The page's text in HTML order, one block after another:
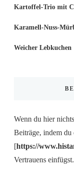
Kartoffel-Trio mit
Karamell-Nuss-
Weicher Lebkuchen
Wenn du hier
Beiträge, indem du
[https://
Vertrauens einfügst.